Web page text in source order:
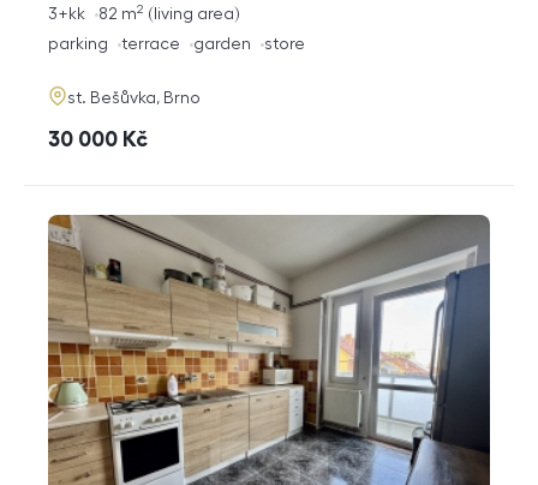
rozměry
disposition
3+kk living area
82 m2
funkce
parking terrace garden store
adresa
st. Bešůvka, Brno
cena
30 000 Kč